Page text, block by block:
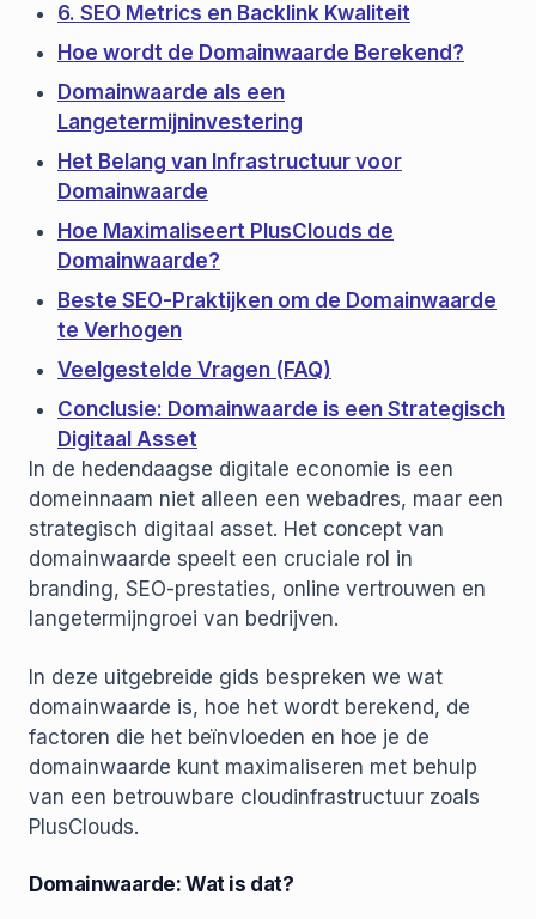
6. SEO Metrics en Backlink Kwaliteit
Hoe wordt de Domainwaarde Berekend?
Domainwaarde als een
Langetermijninvestering
Het Belang van Infrastructuur voor
Domainwaarde
Hoe Maximaliseert PlusClouds de
Domainwaarde?
Beste SEO-Praktijken om de Domainwaarde
te Verhogen
Veelgestelde Vragen (FAQ)
Conclusie: Domainwaarde is een Strategisch
Digitaal Asset
In de hedendaagse digitale economie is een
domeinnaam niet alleen een webadres, maar een
strategisch digitaal asset. Het concept van
domainwaarde speelt een cruciale rol in
branding, SEO-prestaties, online vertrouwen en
langetermijngroei van bedrijven.
In deze uitgebreide gids bespreken we wat
domainwaarde is, hoe het wordt berekend, de
factoren die het beïnvloeden en hoe je de
domainwaarde kunt maximaliseren met behulp
van een betrouwbare cloudinfrastructuur zoals
PlusClouds.
Domainwaarde: Wat is dat?